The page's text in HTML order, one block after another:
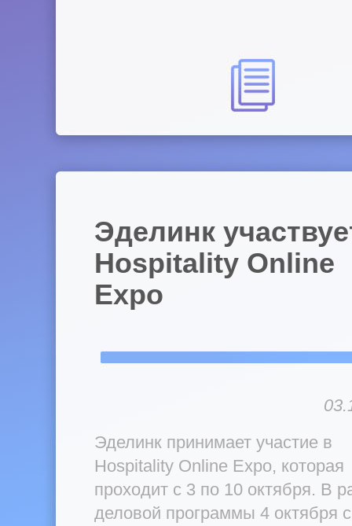
Эделинк
Hospitality Online
Expo
Эделинк принимает участие в
Hospitality Online Expo, которая
проходит с 3 по 10 октября. В
деловой программы 4 октября